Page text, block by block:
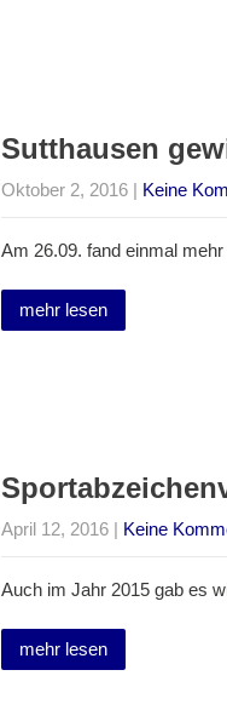
Sutthausen
Oktober 2, 2016| Keine
Am 26.09. fand einmal
mehr lesen
April 12, 2016| Keine
Auch im Jahr 2015 gab es
mehr lesen